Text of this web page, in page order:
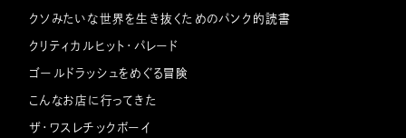
クソみたいな世界を生き抜くためのパンク的読書
クリティカルヒット・パレード
ゴールドラッシュをめぐる冒険
こんなお店に行ってきた
ザ・ワスレチックボーイ